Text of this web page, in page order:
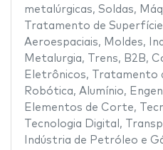
metalúrgicas, Soldas,
Tratamento de
Aeroespaciais, Moldes,
Metalurgia, Trens, B2B,
Eletrônicos, Tratamento
Robótica, Alumínio,
Elementos de Corte,
Tecnologia Digital ,
Indústria de Petróleo e